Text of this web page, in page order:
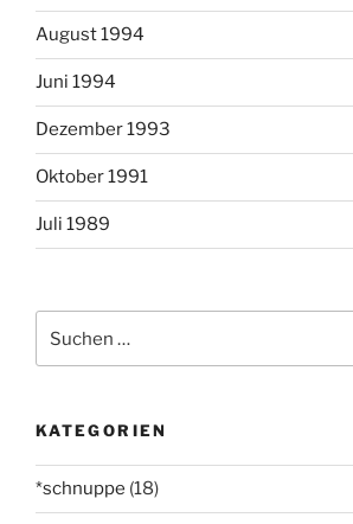
August 1994
Juni 1994
Dezember 1993
Oktober 1991
Juli 1989
nach:
KATEGORIEN
*schnuppe (18)